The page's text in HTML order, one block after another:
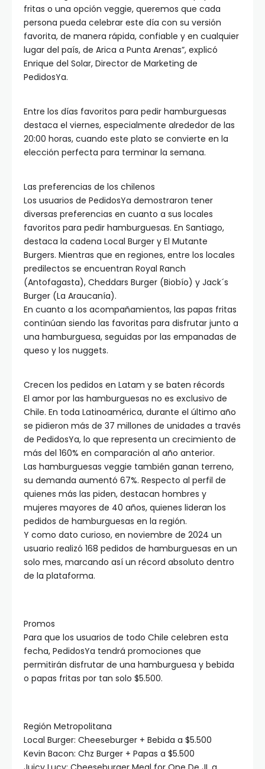
fritas o una opción veggie, queremos que cada
persona pueda celebrar este día con su versión
favorita, de manera rápida, confiable y en cualquier
lugar del país, de Arica a Punta Arenas”, explicó
Enrique del Solar, Director de Marketing de
PedidosYa.
Entre los días favoritos para pedir hamburguesas
destaca el viernes, especialmente alrededor de las
20:00 horas, cuando este plato se convierte en la
elección perfecta para terminar la semana.
Las preferencias de los chilenos
Los usuarios de PedidosYa demostraron tener
diversas preferencias en cuanto a sus locales
favoritos para pedir hamburguesas. En Santiago,
destaca la cadena Local Burger y El Mutante
Burgers. Mientras que en regiones, entre los locales
predilectos se encuentran Royal Ranch
(Antofagasta), Cheddars Burger (Biobío) y Jack´s
Burger (La Araucanía).
En cuanto a los acompañamientos, las papas fritas
continúan siendo las favoritas para disfrutar junto a
una hamburguesa, seguidas por las empanadas de
queso y los nuggets.
Crecen los pedidos en Latam y se baten récords
El amor por las hamburguesas no es exclusivo de
Chile. En toda Latinoamérica, durante el último año
se pidieron más de 37 millones de unidades a través
de PedidosYa, lo que representa un crecimiento de
más del 160% en comparación al año anterior.
Las hamburguesas veggie también ganan terreno,
su demanda aumentó 67%. Respecto al perfil de
quienes más las piden, destacan hombres y
mujeres mayores de 40 años, quienes lideran los
pedidos de hamburguesas en la región.
Y como dato curioso, en noviembre de 2024 un
usuario realizó 168 pedidos de hamburguesas en un
solo mes, marcando así un récord absoluto dentro
de la plataforma.
Promos
Para que los usuarios de todo Chile celebren esta
fecha, PedidosYa tendrá promociones que
permitirán disfrutar de una hamburguesa y bebida
o papas fritas por tan solo $5.500.
Región Metropolitana
Local Burger: Cheeseburger + Bebida a $5.500
Kevin Bacon: Chz Burger + Papas a $5.500